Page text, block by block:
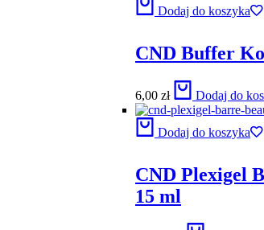
Dodaj do koszyka
CND Buffer
6,00 zł Dodaj do
Dodaj do koszyka
CND Plexigel
15 ml